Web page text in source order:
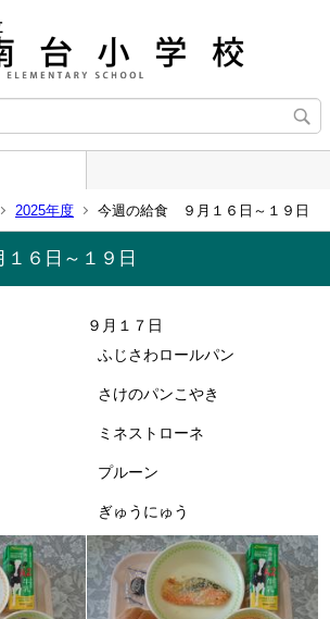
2025年度 今週の給食 ９月１６日～１９日
６日～１９日
９月１７日
ふじさわロールパン
さけのパンこやき
ミネストローネ
プルーン
ぎゅうにゅう